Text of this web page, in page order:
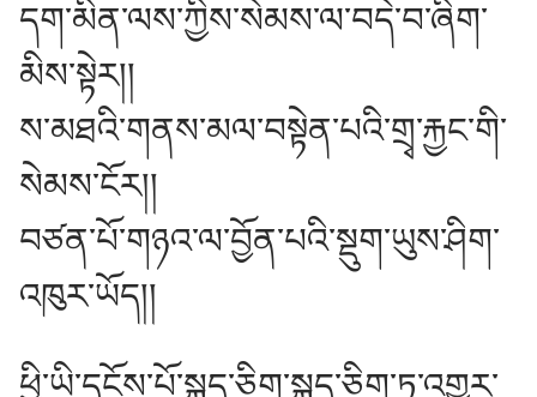
དག་མིན་ལས་ཀྱིས་སེམས་ལ་བདེ་བ་ཞིག་
མིས་སྟེར།།
ས་མཐའི་གནས་མལ་བསྟེན་པའི་གྲྭ་རྐྱང་གི་
སེམས་ངོར།།
བཙན་པོ་གཉའ་ལ་བྱོན་པའི་སྡུག་ཡུས་ཤིག་
འཁུར་ཡོད།།
ཕྱི་ཡི་དངོས་པོ་སྐད་ཅིག་སྐད་ཅིག་ཏུ་འགྱུར་